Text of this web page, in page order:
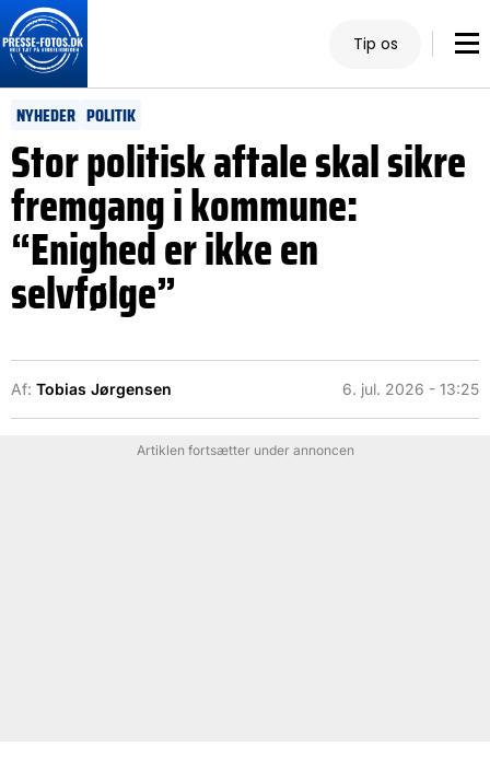
Tip os
NYHEDER POLITIK
Stor politisk aftale skal sikre
fremgang i kommune:
“Enighed er ikke en
selvfølge”
Af: Tobias Jørgensen 6. jul. 2026 - 13:25
Artiklen fortsætter under annoncen